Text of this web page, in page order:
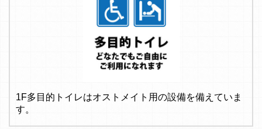
1F多目的トイレはオストメイト用の設備を備えていま
す。